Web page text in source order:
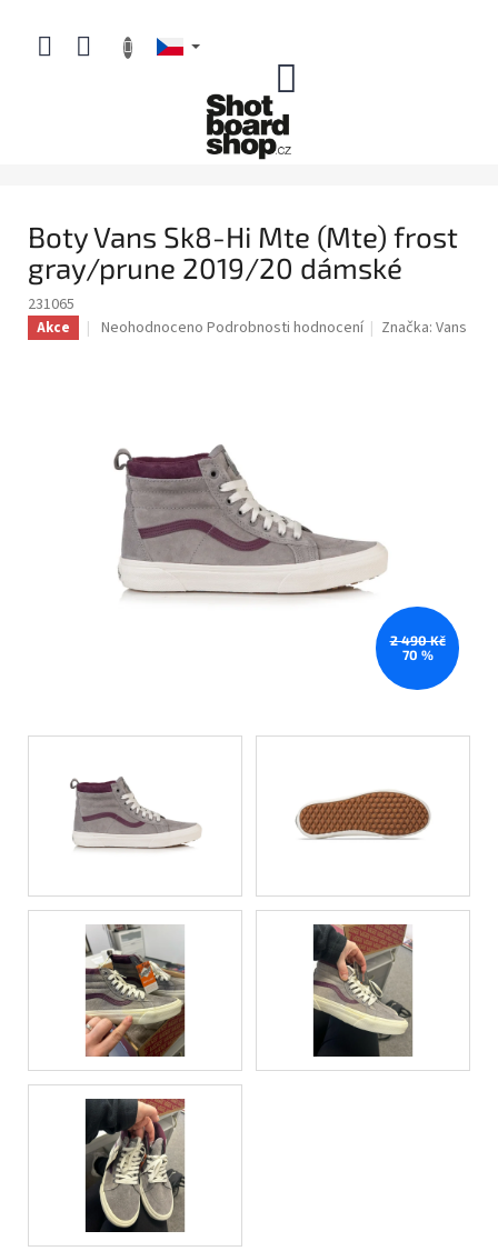
obsah
Boty Vans Sk8-Hi Mte (Mte) frost
gray/prune 2019/20 dámské
231065
Akce
Průměrné
hvězdiček.
Neohodnoceno Podrobnosti hodnocení Značka:Vans
2 490 Kč
70 %